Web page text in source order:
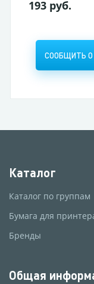
193 руб.
СООБЩИТЬ О
Каталог
Каталог по группам
Бумага для
Бренды
Общая